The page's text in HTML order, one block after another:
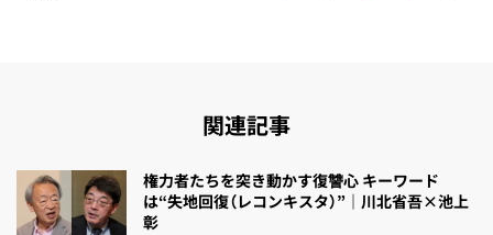
関連記事
権力者たちを突き動かす復讐心 キーワード
は“失地回復（レコンキスタ）”｜川北省吾×池上
彰